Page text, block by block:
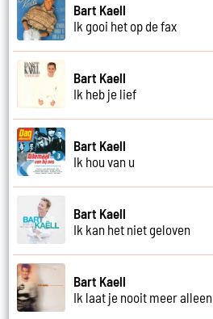
Bart Kaell
Ik gooi het op de fax
Bart Kaell
Ik heb je lief
Bart Kaell
Ik hou van u
Bart Kaell
Ik kan het niet geloven
Bart Kaell
Ik laat je nooit meer alleen